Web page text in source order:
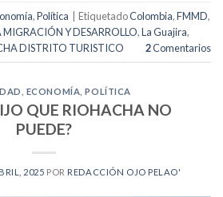
,Política EtiquetadoColombia,FMMD,
Y DESARROLLO,La Guajira,
DISTRITO TURISTICO 2Comentarios
ECONOMÍA ,POLÍTICA
QUE RIOHACHA NO
PUEDE?
2025 POR REDACCIÓN OJO PELAO'